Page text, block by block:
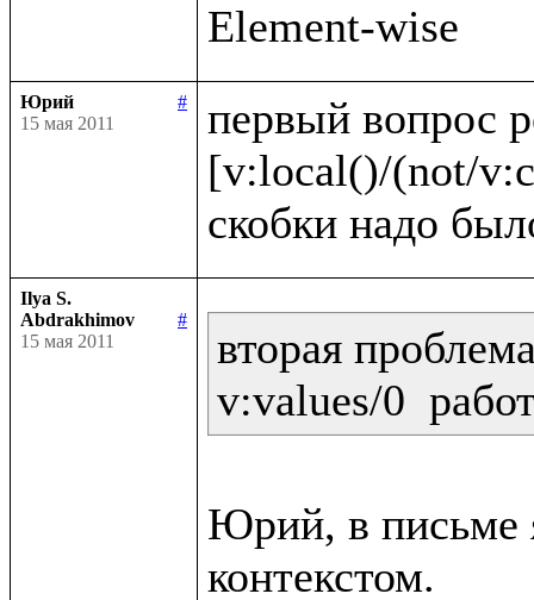
Юрий
#
15 мая 2011
первый вопрос
[v:local()/(not/
Ilya S.
Abdrakhimov
#
15 мая 2011
вторая
Юрий, в письме
контекстом.